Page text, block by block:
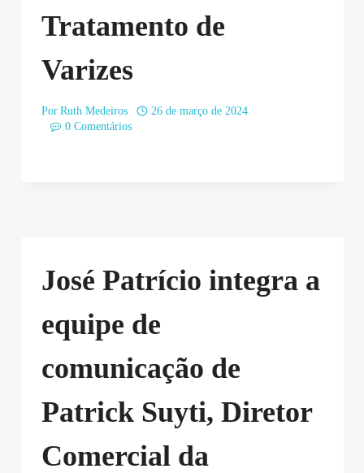
Tratamento de
Varizes
Por Ruth Medeiros
26 de março de 2024
0 Comentários
José Patrício integra a
equipe de
comunicação de
Patrick Suyti, Diretor
Comercial da